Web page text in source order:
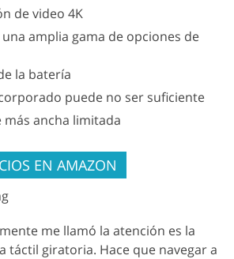
de video 4K
amplia gama de opciones de
la batería
puede no ser suficiente
más ancha limitada
EN AMAZON
me llamó la atención es la
táctil giratoria. Hace que navegar a